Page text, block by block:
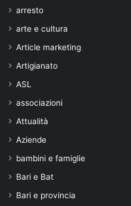
arresto
arte e cultura
Article marketing
Artigianato
ASL
associazioni
Attualità
Aziende
bambini e famiglie
Bari e Bat
Bari e provincia